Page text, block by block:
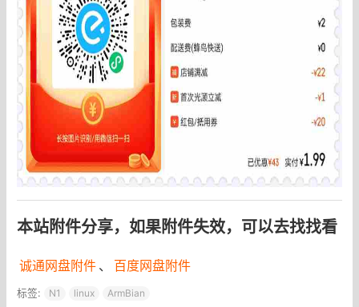
本站附件分享，如果附件失效，可以去找找看
诚通网盘附件 、 百度网盘附件
标签: N1 linux
ArmBian